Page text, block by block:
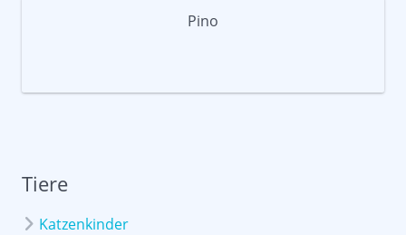
Pino
Tiere
Katzenkinder